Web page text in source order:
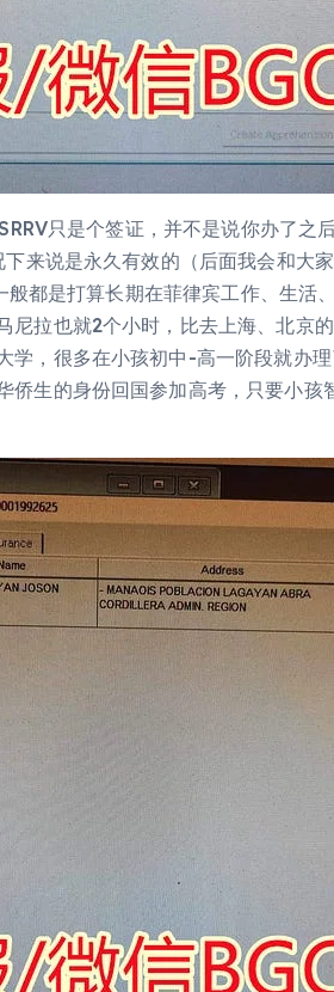
只是个签证，并不是说你办了之
来说是永久有效的（后面我会和大
般都是打算长期在菲律宾工作、生活
尼拉也就2个小时，比去上海、北京
学，很多在小孩初中-高一阶段就办
侨生的身份回国参加高考，只要小孩